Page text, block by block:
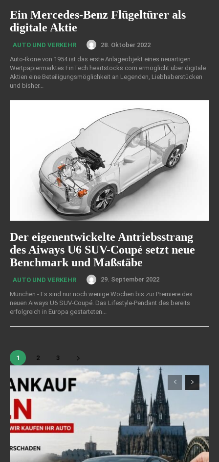
Ein Mercedes-Benz Flügeltürer als
digitale Aktie
AUTO UND VERKEHR
28. Oktober 2022
Auto-Ikone von 1954 ist das erste Anlageobjekt eines neuartigen
Wertpapiermarktes FinTech heartstocks.com ermöglicht über digitale
Aktien eine Beteiligungsmöglichkeit an Legenden, Liebhaberstücken
und bisher...
Der eigenentwickelte Antriebsstrang
des Aiways U6 SUV-Coupé setzt neue
Benchmark und Maßstäbe
AUTO UND VERKEHR
29. September 2022
München - Es sind nur noch wenige Wochen bis zur Premiere des
neuen Aiways U6 SUV-Coupé. Das Lifestyle-Pendant des bereits
erfolgreich in Europa gestarteten...
1 2 3